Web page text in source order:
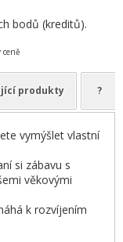
bodů (kreditů).
ceně
produkty ?
vymýšlet vlastní
si zábavu s
věkovými
k rozvíjením